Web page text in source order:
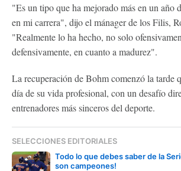
"Es un tipo que ha mejorado más en un año
en mi carrera", dijo el mánager de los Filis,
"Realmente lo ha hecho, no solo
defensivamente, en cuanto a madurez".
La recuperación de Bohm comenzó la tarde
día de su vida profesional, con un desafío
entrenadores más sinceros del deporte.
SELECCIONES EDITORIALES
Todo lo que debes saber de la
son campeones!